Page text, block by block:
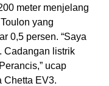
meter menjelang
yang
0,5 persen. “Saya
Cadangan listrik
ucap
Chetta EV3.